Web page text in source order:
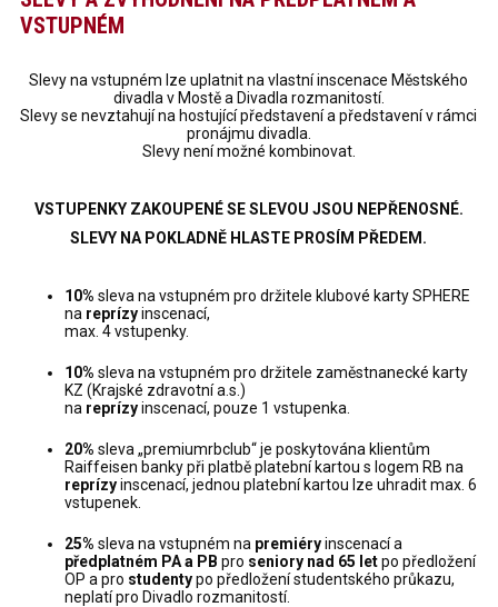
VSTUPNÉM
Slevy na vstupném lze uplatnit na vlastní inscenace Městského
divadla v Mostě a Divadla rozmanitostí.
Slevy se nevztahují na hostující představení a představení v rámci
pronájmu divadla.
Slevy není možné kombinovat.
VSTUPENKY ZAKOUPENÉ SE SLEVOU JSOU NEPŘENOSNÉ.
SLEVY NA POKLADNĚ HLASTE PROSÍM PŘEDEM.
10% sleva na vstupném pro držitele klubové karty SPHERE
na reprízyinscenací,
max. 4 vstupenky.
10% sleva na vstupném pro držitele zaměstnanecké karty
KZ (Krajské zdravotní a.s.)
na reprízyinscenací, pouze 1 vstupenka.
20% sleva „premiumrbclub“ je poskytována klientům
Raiffeisen banky při platbě platební kartou s logem RB na
reprízyinscenací, jednou platební kartou lze uhradit max. 6
vstupenek.
25% sleva na vstupném na premiéryinscenací a
předplatném PA a PB pro seniory nad 65 letpo předložení
OP a pro studentypo předložení studentského průkazu,
neplatí pro Divadlo rozmanitostí.